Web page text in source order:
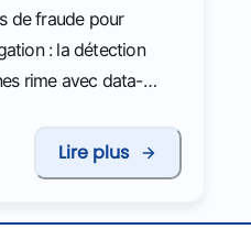
de fraude pour
: la détection
rime avec data-
Lire plus